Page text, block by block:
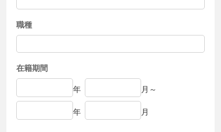
職種
在籍期間
年 月～
年 月